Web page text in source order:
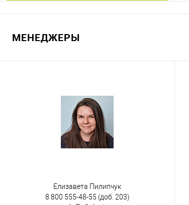
Купить в 1 клик
МЕНЕДЖЕРЫ
Елизавета Пилипчук
8 800 555-48-55(доб. 203)